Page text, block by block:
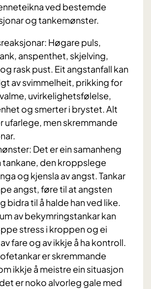
ved bestemde
og tankemønster.
Høgare puls,
anspenthet, skjelving,
rask pust. Eit angstanfall kan
av svimmelheit, prikking for
uvirkelighetsfølelse,
og smerter i brystet. Alt
ufarlege, men skremmande
Det er ein samanheng
tankane, den kroppslege
og kjensla av angst. Tankar
angst, føre til at angsten
bidra til å halde han ved like.
av bekymringstankar kan
stress i kroppen og ei
fare og av ikkje å ha kontroll.
er skremmande
ikkje å meistre ein situasjon
er noko alvorleg gale med